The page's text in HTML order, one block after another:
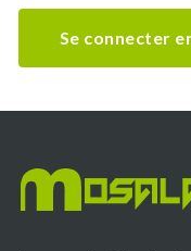
Se connecter